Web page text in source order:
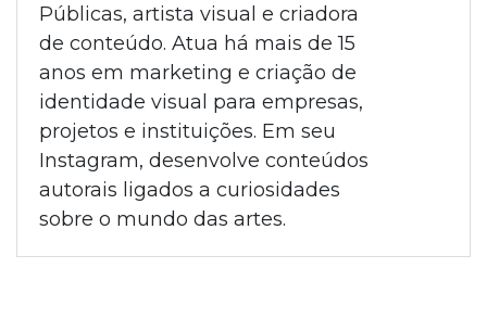
Públicas, artista visual e criadora
de conteúdo. Atua há mais de 15
anos em marketing e criação de
identidade visual para empresas,
projetos e instituições. Em seu
Instagram, desenvolve conteúdos
autorais ligados a curiosidades
sobre o mundo das artes.